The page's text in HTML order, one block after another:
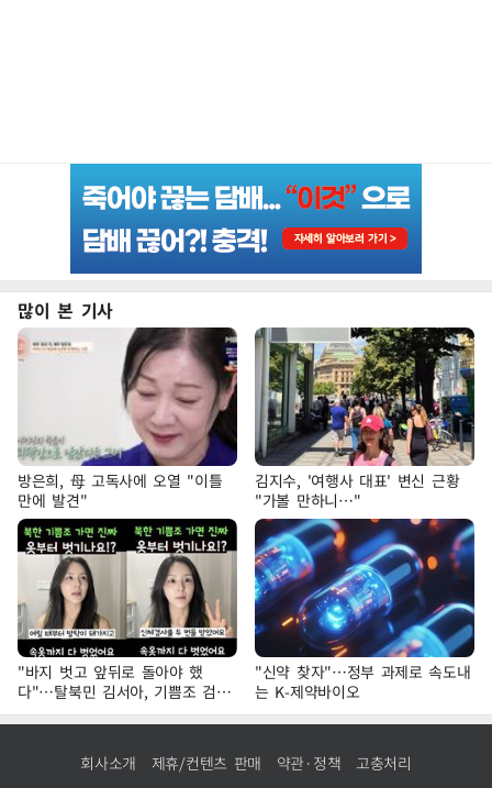
많이 본 기사
방은희, 母 고독사에 오열 "이틀
만에 발견"
김지수, '여행사 대표' 변신 근황
"가볼 만하니…"
"바지 벗고 앞뒤로 돌아야 했
다"…탈북민 김서아, 기쁨조 검사
수치심 회상
"신약 찾자"…정부 과제로 속도내
는 K-제약바이오
회사소개 제휴/컨텐츠 판매 약관·정책 고충처리